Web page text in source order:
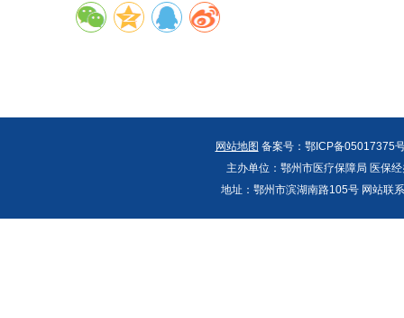
网站地图 备案号：鄂ICP备05017375
主办单位：鄂州市医疗保障局 医保
地址：鄂州市滨湖南路105号 网站